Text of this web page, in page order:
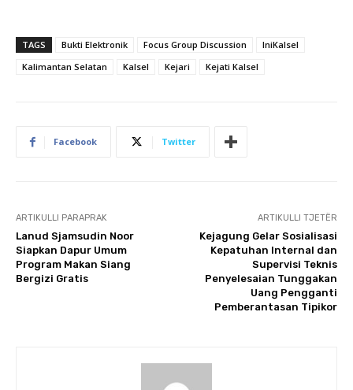
TAGS Bukti Elektronik Focus Group Discussion
IniKalsel
Kalimantan Selatan
Kalsel Kejari Kejati Kalsel
Facebook Twitter
ARTIKULLI PARAPRAK
Lanud Sjamsudin Noor
Siapkan Dapur Umum
Program Makan Siang
Bergizi Gratis
ARTIKULLI TJETËR
Kejagung Gelar Sosialisasi
Kepatuhan Internal dan
Supervisi Teknis
Penyelesaian Tunggakan
Uang Pengganti
Pemberantasan Tipikor